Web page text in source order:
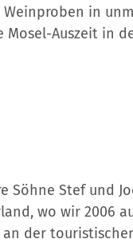
in
Auszeit in
Söhne Stef und
wo wir 2006
der